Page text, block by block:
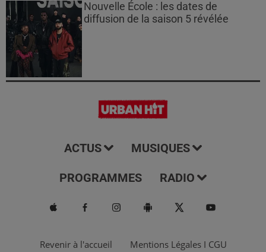
Nouvelle École : les dates de
diffusion de la saison 5 révélée
ACTUS MUSIQUES
PROGRAMMES RADIO
Revenir à l'accueil Mentions Légales I CGU